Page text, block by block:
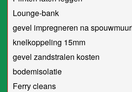
Lounge-bank
gevel impregneren na
knelkoppeling 15mm
gevel zandstralen kosten
bodemisolatie
Ferry cleans